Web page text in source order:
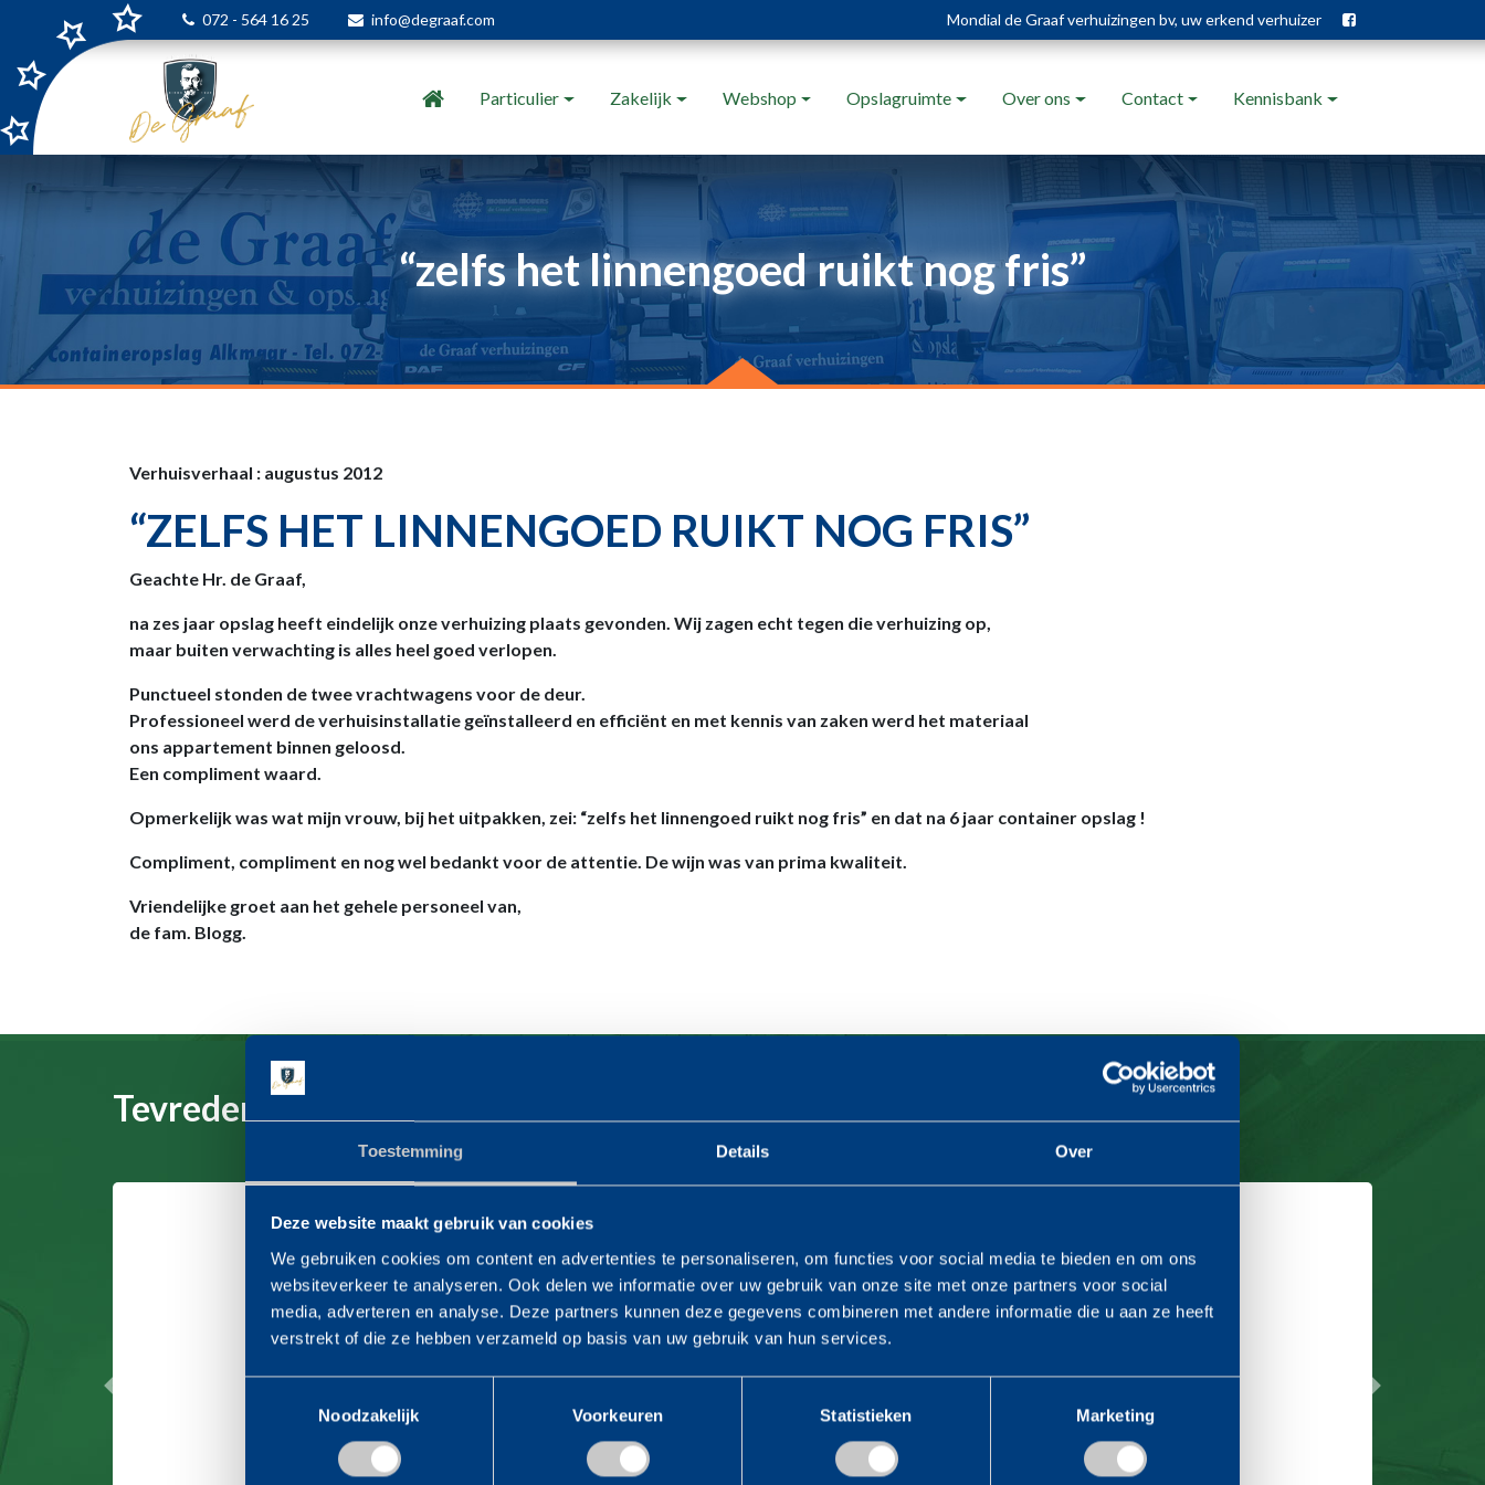
Toestemming Details Over
Deze website maakt gebruik van cookies
We gebruiken cookies om content en advertenties te personaliseren, om functies voor social media te bieden en om ons
websiteverkeer te analyseren. Ook delen we informatie over uw gebruik van onze site met onze partners voor social
media, adverteren en analyse. Deze partners kunnen deze gegevens combineren met andere informatie die u aan ze heeft
verstrekt of die ze hebben verzameld op basis van uw gebruik van hun services.
Noodzakelijk
Voorkeuren Statistieken Marketing
072 - 564 16 25 info@degraaf.com Mondial de Graaf verhuizingen bv, uw erkend verhuizer
Particulier Zakelijk Webshop Opslagruimte Over ons Contact Kennisbank
“zelfs het linnengoed ruikt nog fris”
Verhuisverhaal : augustus 2012
“ZELFS HET LINNENGOED RUIKT NOG FRIS”
Geachte Hr. de Graaf,
na zes jaar opslag heeft eindelijk onze verhuizing plaats gevonden. Wij zagen echt tegen die verhuizing op,
maar buiten verwachting is alles heel goed verlopen.
Punctueel stonden de twee vrachtwagens voor de deur.
Professioneel werd de verhuisinstallatie geïnstalleerd en efficiënt en met kennis van zaken werd het materiaal
ons appartement binnen geloosd.
Een compliment waard.
Opmerkelijk was wat mijn vrouw, bij het uitpakken, zei: “zelfs het linnengoed ruikt nog fris” en dat na 6 jaar container opslag !
Compliment, compliment en nog wel bedankt voor de attentie. De wijn was van prima kwaliteit.
Vriendelijke groet aan het gehele personeel van,
de fam. Blogg.
Tevreden klanten vertellen
Verhuizing Gemeentehuis Schagen
In de laatste weken van het jaar 2012 hebben wij de verhuizing uitgevoerd voor de
gemeente Schagen.
Dit betrof het samenvoegen van de 3 gemeentehuizen Schagen, Tuitjenhorn en
Schagerbrug.
Praktisch en flexibel als we zijn, en met een geolied team van ervaren mensen is ook dit
project naar volle tevredenheid van de opdrachtgever uitgevoerd.
Vorige Volgende